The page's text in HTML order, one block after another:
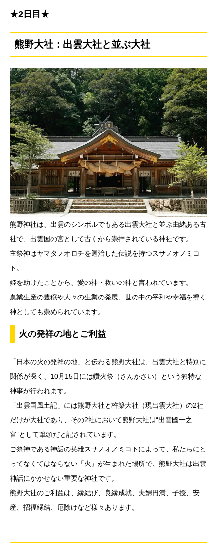
★2日目★
熊野大社：出雲大社と並ぶ大社
熊野神社は、出雲のシンボルでもある出雲大社と並ぶ由緒ある古
社で、出雲国の宮として古くから崇拝されている神社です。
主祭神はヤマタノオロチを退治した伝説を持つスサノオノミコ
ト。
姫を助けたことから、愛の神・救いの神と言われています。
農業生産の豊穣や人々の生業の発展、世の中の平和や幸福を導く
神としても崇められています。
火の発祥の地とご利益
「日本の火の発祥の地」と伝わる熊野大社は、出雲大社と特別に
関係が深く、10月15日には鑽火祭（さんかさい）という独特な
神事が行われます。
「出雲国風土記」には熊野大社と杵築大社（現出雲大社）の2社
だけが大社であり、その2社において熊野大社は“出雲國一之
宮”として筆頭だと記されています。
ご祭神である神話の英雄スサノオノミコトによって、私たちにと
ってなくてはならない「火」が生まれた場所で、熊野大社は出雲
神話にかかせない重要な神社です。
熊野大社のご利益は、縁結び、良縁成就、夫婦円満、子授、安
産、招福縁結、厄除けなど様々あります。